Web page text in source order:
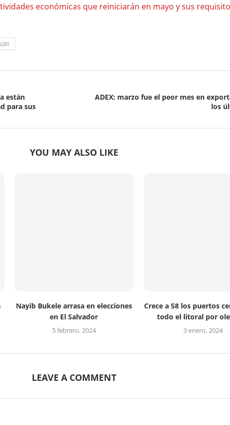
económicas que reiniciarán en mayo y sus
están
para sus
ADEX: marzo fue el peor mes en
los
YOU MAY ALSO LIKE
Nayib Bukele arrasa en elecciones
en El Salvador
5 febrero, 2024
Crece a 58 los puertos
todo el litoral por
3 enero, 2024
LEAVE A COMMENT